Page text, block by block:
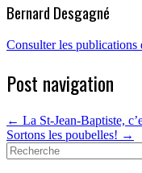
Bernard Desgagné
Consulter les publications
Post navigation
← La St-Jean-Baptiste,
Sortons les poubelles! →
Search
for: